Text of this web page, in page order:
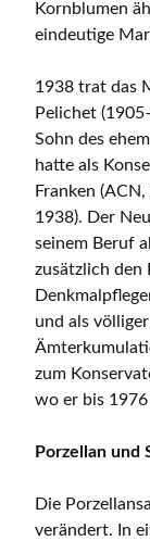
Kornblumen
eindeutige
1938 trat das
Pelichet
Sohn des
hatte als
Franken
1938). Der
seinem Beruf
zusätzlich den
und als
zum
wo er bis
Porzellan und
Die
verändert. In